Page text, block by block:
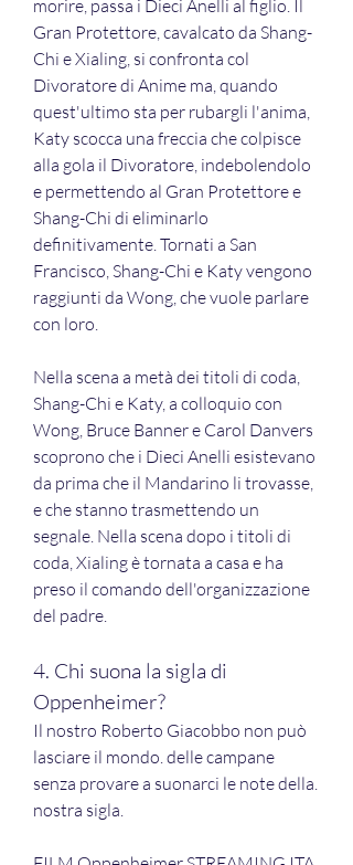
morire, passa i Dieci Anelli al figlio. Il
Gran Protettore, cavalcato da Shang-
Chi e Xialing, si confronta col
Divoratore di Anime ma, quando
quest'ultimo sta per rubargli l'anima,
Katy scocca una freccia che colpisce
alla gola il Divoratore, indebolendolo
e permettendo al Gran Protettore e
Shang-Chi di eliminarlo
definitivamente. Tornati a San
Francisco, Shang-Chi e Katy vengono
raggiunti da Wong, che vuole parlare
con loro.
Nella scena a metà dei titoli di coda,
Shang-Chi e Katy, a colloquio con
Wong, Bruce Banner e Carol Danvers
scoprono che i Dieci Anelli esistevano
da prima che il Mandarino li trovasse,
e che stanno trasmettendo un
segnale. Nella scena dopo i titoli di
coda, Xialing è tornata a casa e ha
preso il comando dell'organizzazione
del padre.
4. Chi suona la sigla di
Oppenheimer?
Il nostro Roberto Giacobbo non può
lasciare il mondo. delle campane
senza provare a suonarci le note della.
nostra sigla.